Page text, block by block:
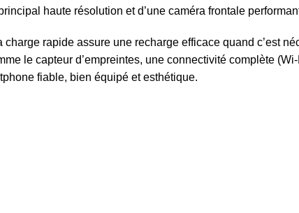
haute résolution et d’une caméra frontale
rapide assure une recharge efficace quand c’est
le capteur d’empreintes, une connectivité complète
fiable, bien équipé et esthétique.